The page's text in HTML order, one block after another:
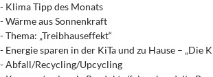
- Klima Tipp des Monats
- Wärme aus Sonnenkraft
- Thema: „Treibhauseffekt“
- Energie sparen in der KiTa und zu Hause – „Die
- Abfall/Recycling/Upcycling